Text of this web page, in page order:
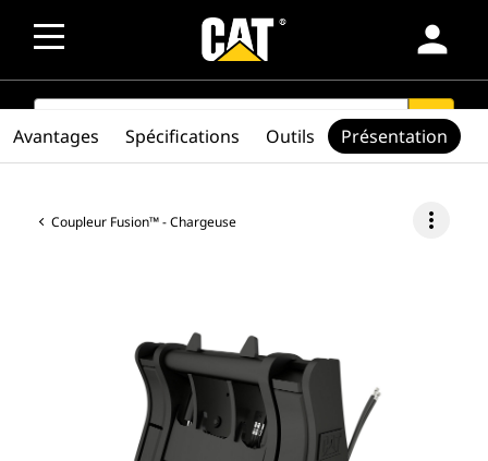
person
SEARCH search
Coupleur Fusion™ - Chargeuse more_vert
Avantages Spécifications Outils Présentation